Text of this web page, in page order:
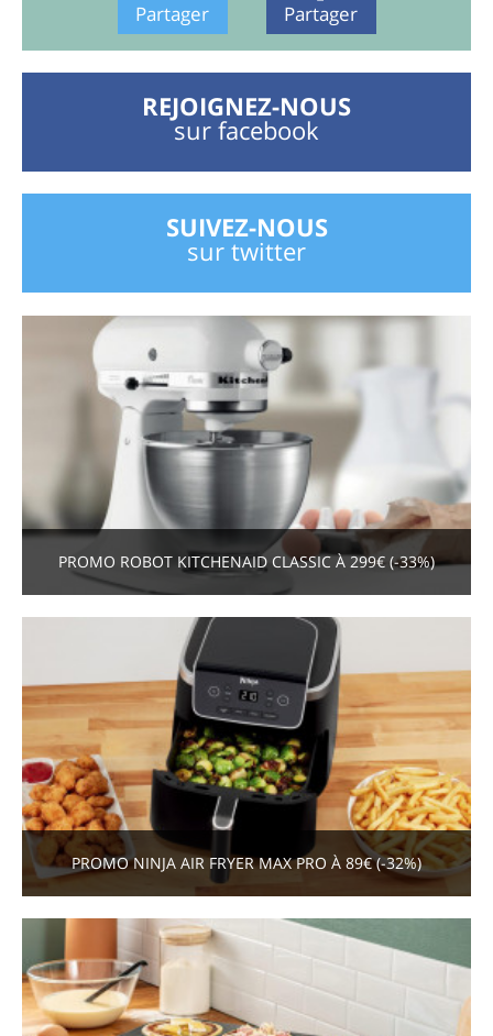
Partager Partager
REJOIGNEZ-NOUS
sur facebook
SUIVEZ-NOUS
sur twitter
PROMO ROBOT KITCHENAID CLASSIC À 299€ (-33%)
PROMO NINJA AIR FRYER MAX PRO À 89€ (-32%)